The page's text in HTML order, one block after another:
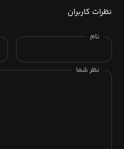
نظرات کاربران
نام
نظر شما